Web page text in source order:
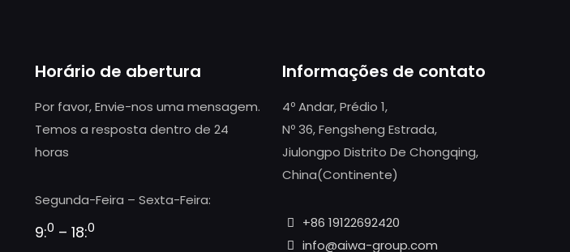
Horário de abertura
Por favor, Envie-nos uma mensagem.
Temos a resposta dentro de 24
horas
Segunda-Feira – Sexta-Feira:
9:0 – 18:0
Informações de contato
4º Andar, Prédio 1,
Nº 36, Fengsheng Estrada,
Jiulongpo Distrito De Chongqing,
China(Continente)
+86 19122692420
info@aiwa-group.com